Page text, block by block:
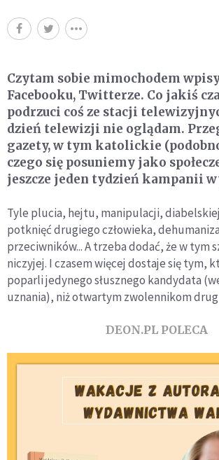
Czytam sobie mimochodem
Facebooku, Twitterze. Co jakiś
podrzuci coś ze stacji
dzień telewizji nie oglądam.
gazety, w tym katolickie
czego się posuniemy jako
jeszcze jeden tydzień kampanii
Tyle plucia, hejtu, manipulacji,
potknięć drugiego człowieka,
przeciwników... A trzeba dodać, że w tym
niczyjej. I czasem więcej dostaje się tym,
poparli jedynego słusznego kandydata
uznania), niż otwartym zwolennikom
DEON.PL POLECA